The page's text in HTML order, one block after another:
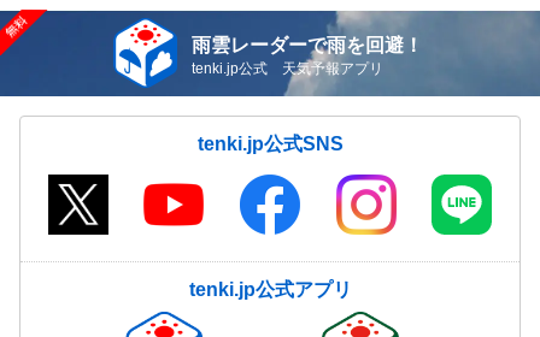
雨雲レーダーで雨を回避！
tenki.jp公式 天気予報アプリ
tenki.jp公式SNS
tenki.jp公式アプリ